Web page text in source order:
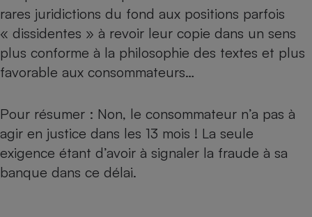
rares juridictions du fond aux positions parfois
« dissidentes » à revoir leur copie dans un sens
plus conforme à la philosophie des textes et plus
favorable aux consommateurs…
Pour résumer : Non, le consommateur n’a pas à
agir en justice dans les 13 mois ! La seule
exigence étant d’avoir à signaler la fraude à sa
banque dans ce délai.